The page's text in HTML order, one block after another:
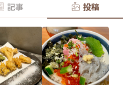
記事 投稿